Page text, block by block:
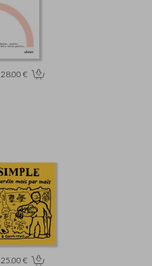
28.00 €
25.00 €